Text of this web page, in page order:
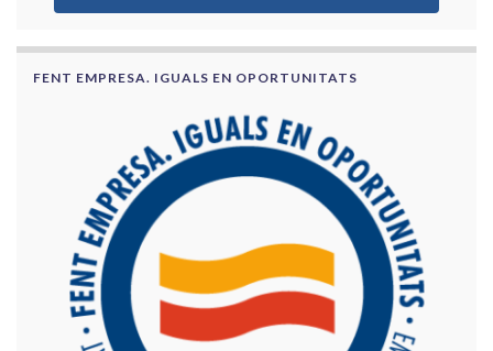
FENT EMPRESA. IGUALS EN OPORTUNITATS